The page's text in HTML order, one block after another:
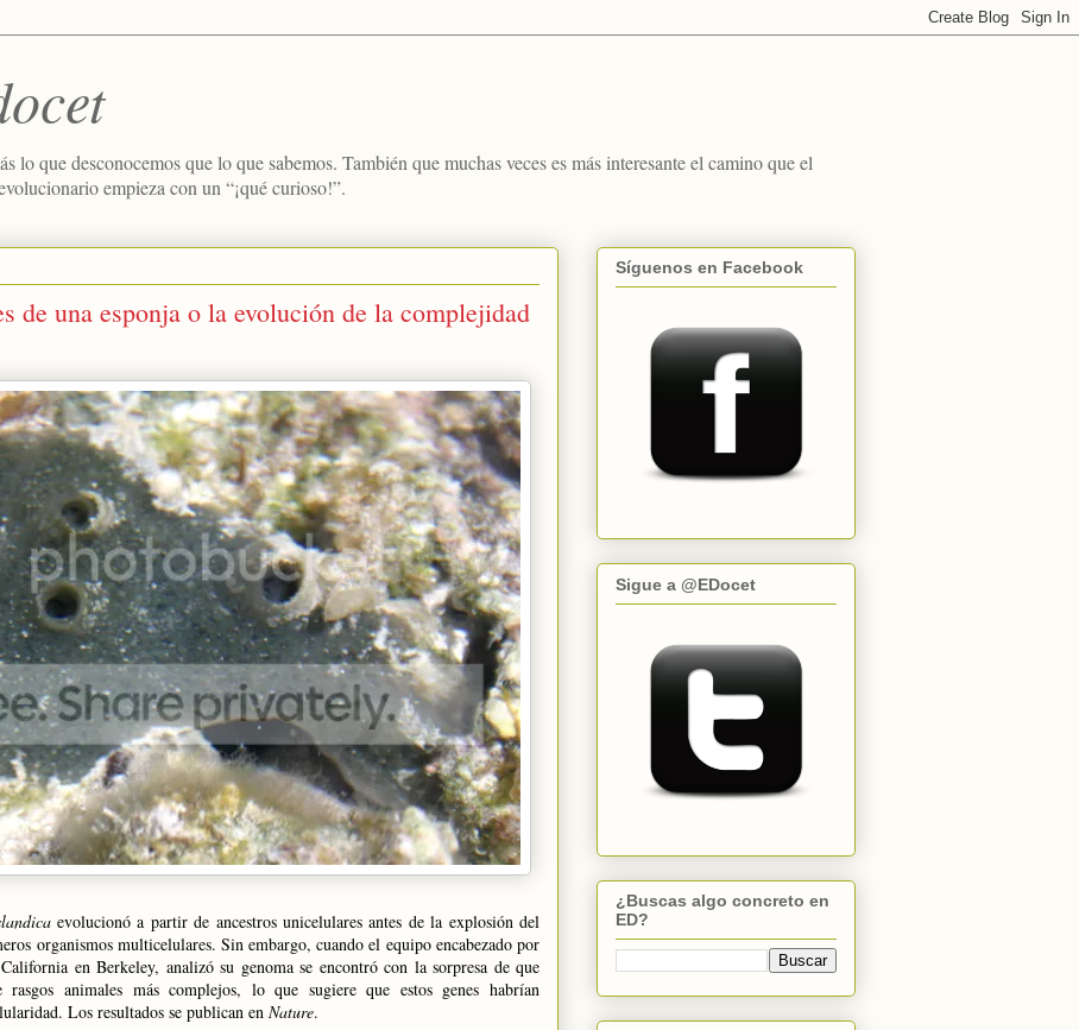
lo que desconocemos que lo que sabemos. También que muchas veces es más interesante el camino que el
empieza con un “¡qué curioso!”.
de una esponja o la evolución de la complejidad
evolucionó a partir de ancestros unicelulares antes de la explosión del
organismos multicelulares. Sin embargo, cuando el equipo encabezado por
en Berkeley, analizó su genoma se encontró con la sorpresa de que
animales más complejos, lo que sugiere que estos genes habrían
Los resultados se publican en Nature.
Síguenos en Facebook
Sigue a @EDocet
¿Buscas algo concreto en
ED?